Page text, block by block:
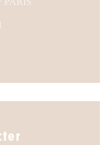
((ouvre une nouvelle